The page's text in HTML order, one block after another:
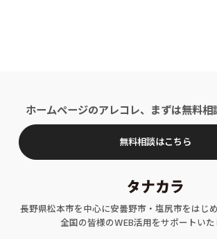
長野県松本市を中心に安曇野市・塩尻市をはじ
全国の皆様のWEB活用をサポートいた
ホームページのアレコレ、まずは無料相
無料相談はこちら